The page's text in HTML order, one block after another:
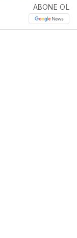
ABONE OL